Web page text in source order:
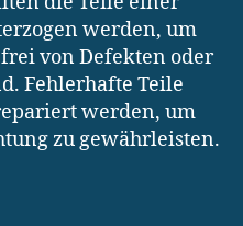
werden, um
von Defekten oder
Fehlerhafte Teile
werden, um
zu gewährleisten.